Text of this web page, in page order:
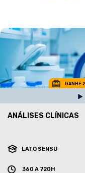
GANHE
ANÁLISES CLÍNICAS
LATO SENSU
360 A 720H